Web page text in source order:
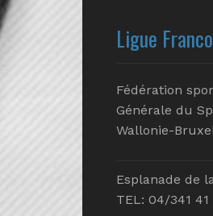
Ligue
Fédération
Générale du
Wallonie-
Esplanade de
TEL: 04/341 41